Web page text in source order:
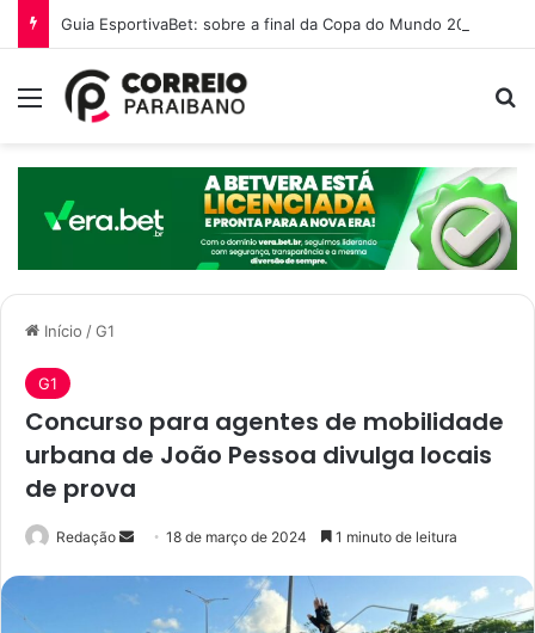
Guia EsportivaBet: sobre a final da Copa do Mundo 2026
Menu
Início /G1
G1
Concurso para agentes de mobilidade
urbana de João Pessoa divulga locais
de prova
Redação
n
18 de março de 2024 1 minuto de leitura